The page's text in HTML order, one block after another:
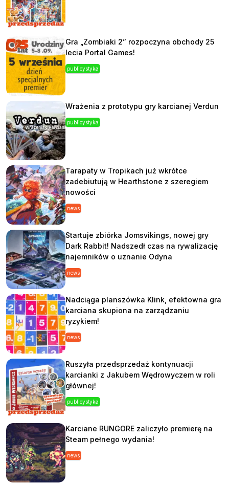
Gra „Zombiaki 2” rozpoczyna obchody 25
lecia Portal Games!
publicystyka
Wrażenia z prototypu gry karcianej Verdun
publicystyka
Tarapaty w Tropikach już wkrótce
zadebiutują w Hearthstone z szeregiem
nowości
news
Startuje zbiórka Jomsvikings, nowej gry
Dark Rabbit! Nadszedł czas na rywalizację
najemników o uznanie Odyna
news
Nadciąga planszówka Klink, efektowna gra
karciana skupiona na zarządzaniu
ryzykiem!
news
Ruszyła przedsprzedaż kontynuacji
karcianki z Jakubem Wędrowyczem w roli
głównej!
publicystyka
Karciane RUNGORE zaliczyło premierę na
Steam pełnego wydania!
news